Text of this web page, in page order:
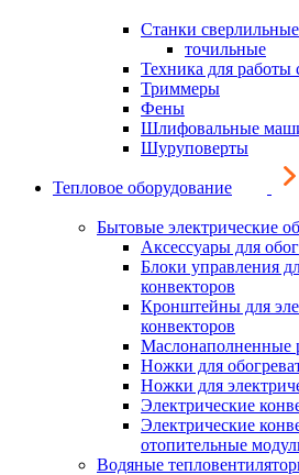
Станки
точильные
Техника для работы
Триммеры
Фены
Шлифовальные
Шуруповерты
Тепловое оборудование
Бытовые электрические
Аксессуары для
Блоки управления
конвекторов
Кронштейны для
конвекторов
Маслонаполненные
Ножки для
Ножки для
Электрические
Электрические
отопительные
Водяные